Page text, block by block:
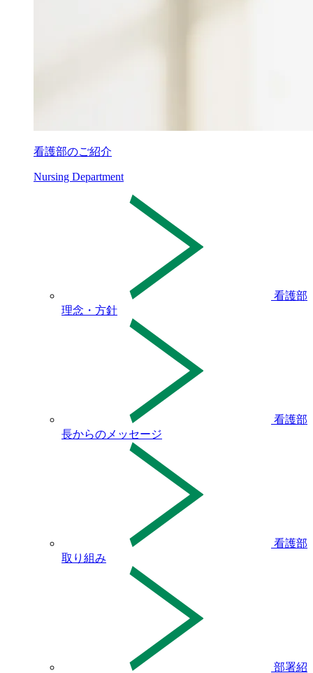
看護部のご紹介
Nursing Department
看護部
理念・方針
看護部
長からのメッセージ
看護部
取り組み
部署紹